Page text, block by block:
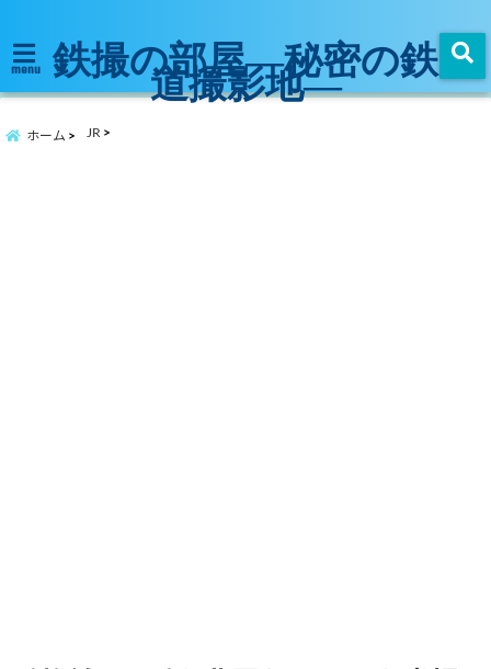
menu 鉄撮の部屋―秘密の鉄
道撮影地―
ホーム JR